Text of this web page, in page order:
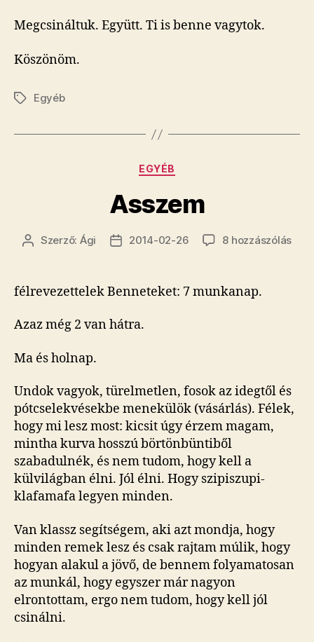
Megcsináltuk. Együtt. Ti is benne vagytok.
Köszönöm.
CímkékEgyéb
Kategóriák
EGYÉB
Asszem
Bejegyzés
Szerző: Ági
Bejegyzés
2014-02-26 8 hozzászólás
félrevezettelek Benneteket: 7 munkanap.
Azaz még 2 van hátra.
Ma és holnap.
Undok vagyok, türelmetlen, fosok az idegtől és
pótcselekvésekbe menekülök (vásárlás). Félek,
hogy mi lesz most: kicsit úgy érzem magam,
mintha kurva hosszú börtönbüntiből
szabadulnék, és nem tudom, hogy kell a
külvilágban élni. Jól élni. Hogy szipiszupi-
klafamafa legyen minden.
Van klassz segítségem, aki azt mondja, hogy
minden remek lesz és csak rajtam múlik, hogy
hogyan alakul a jövő, de bennem folyamatosan
az munkál, hogy egyszer már nagyon
elrontottam, ergo nem tudom, hogy kell jól
csinálni.